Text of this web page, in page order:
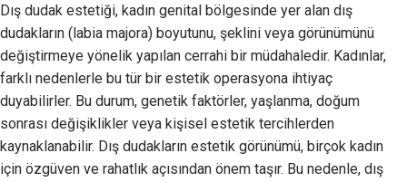
Dış dudak estetiği, kadın genital bölgesinde yer alan dış
dudakların (labia majora) boyutunu, şeklini veya görünümünü
değiştirmeye yönelik yapılan cerrahi bir müdahaledir. Kadınlar,
farklı nedenlerle bu tür bir estetik operasyona ihtiyaç
duyabilirler. Bu durum, genetik faktörler, yaşlanma, doğum
sonrası değişiklikler veya kişisel estetik tercihlerden
kaynaklanabilir. Dış dudakların estetik görünümü, birçok kadın
için özgüven ve rahatlık açısından önem taşır. Bu nedenle, dış